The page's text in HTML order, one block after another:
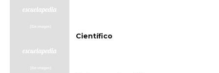
Científico